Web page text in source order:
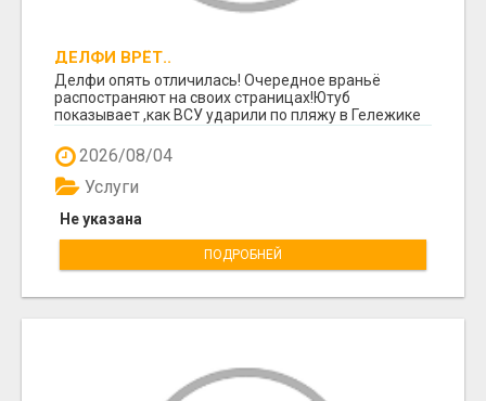
ДЕЛФИ ВРЁТ..
Делфи опять отличилась! Очередное враньё
распостраняют на своих страницах!Ютуб
показывает ,как ВСУ ударили по пляжу в Гележике
2026/08/04
Не указана
Услуги
ПОДРОБНЕЙ